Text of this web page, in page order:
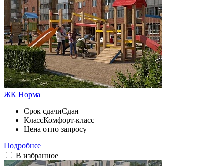
ЖК Норма
Срок сдачиСдан
КлассКомфорт-класс
Цена отпо запросу
Подробнее
В избранное